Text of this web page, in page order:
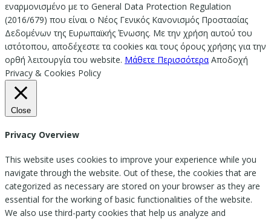
εναρμονισμένο με το General Data Protection Regulation
(2016/679) που είναι ο Νέος Γενικός Κανονισμός Προστασίας
Δεδομένων της Ευρωπαϊκής Ένωσης. Με την χρήση αυτού του
ιστότοπου, αποδέχεστε τα cookies και τους όρους χρήσης για την
ορθή λειτουργία του website. Μάθετε Περισσότερα Αποδοχή
Privacy & Cookies Policy
Close
Privacy Overview
This website uses cookies to improve your experience while you
navigate through the website. Out of these, the cookies that are
categorized as necessary are stored on your browser as they are
essential for the working of basic functionalities of the website.
We also use third-party cookies that help us analyze and